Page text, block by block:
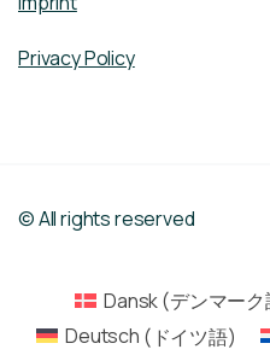
Privacy Policy
© All rights reserved
Dansk(デンマー
Deutsch ( ドイツ語)